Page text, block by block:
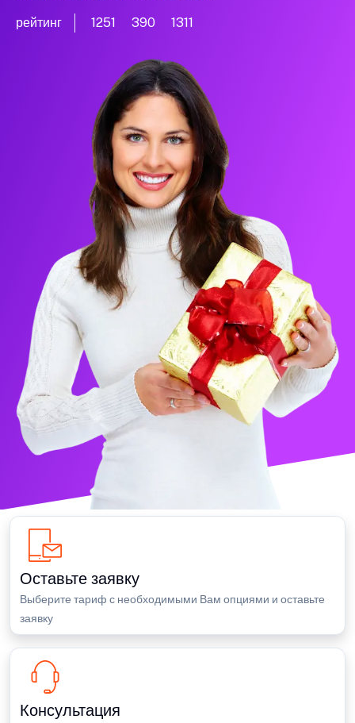
рейтинг 1251 390 1311
Оставьте заявку
Выберите тариф с необходимыми Вам опциями и оставьте
заявку
Консультация